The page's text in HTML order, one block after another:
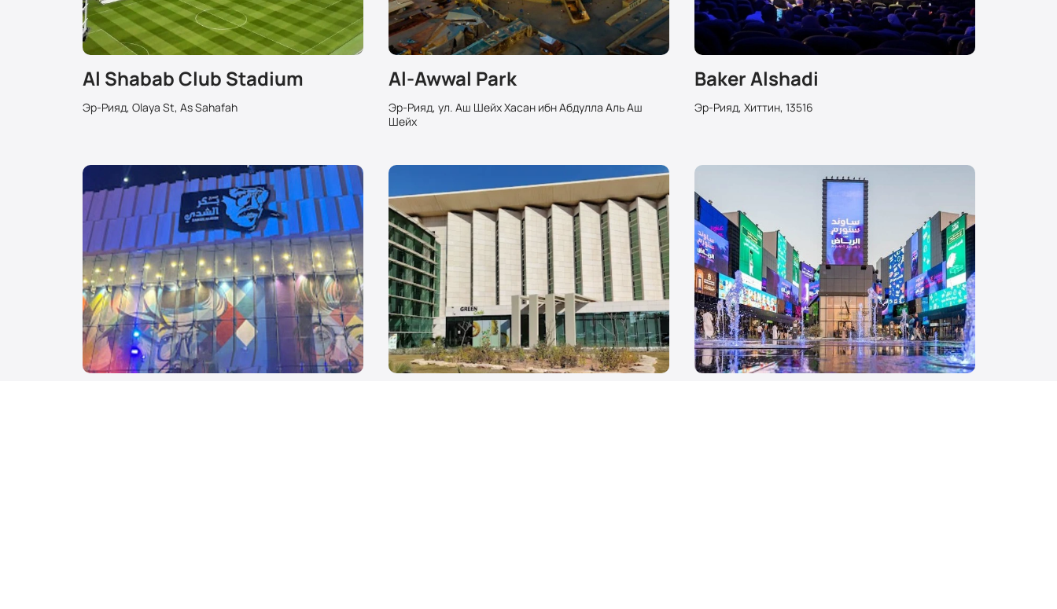
Al Shabab Club Stadium
Эр-Рияд, Olaya St, As Sahafah
Al-Awwal Park
Эр-Рияд, ул. Аш Шейх Хасан ибн Абдулла Аль Аш
Шейх
Baker Alshadi
Эр-Рияд, Хиттин, 13516